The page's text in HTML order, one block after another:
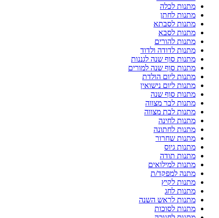
מתנות לכלה
מתנות לחתן
מתנות לסבתא
מתנות לסבא
מתנות להורים
מתנות לדודה ולדוד
מתנות סוף שנה לגננות
מתנות סוף שנה למורים
מתנות ליום הולדת
מתנות ליום נישואין
מתנות סוף שנה
מתנות לבר מצווה
מתנות לבת מצווה
מתנות לחינה
מתנות לחתונה
מתנות שחרור
מתנות גיוס
מתנות תודה
מתנות למילואים
מתנה למפקד/ת
מתנות לקיץ
מתנות לחג
מתנות לראש השנה
מתנות לסוכות